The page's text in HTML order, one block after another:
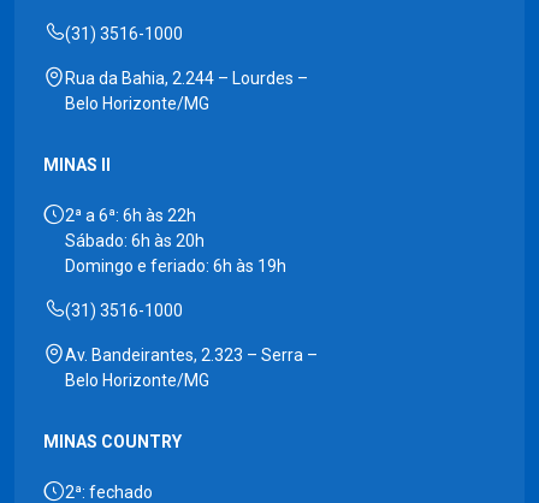
(31) 3516-1000
Rua da Bahia, 2.244 – Lourdes –
Belo Horizonte/MG
MINAS II
2ª a 6ª: 6h às 22h
Sábado: 6h às 20h
Domingo e feriado: 6h às 19h
(31) 3516-1000
Av. Bandeirantes, 2.323 – Serra –
Belo Horizonte/MG
MINAS COUNTRY
2ª: fechado